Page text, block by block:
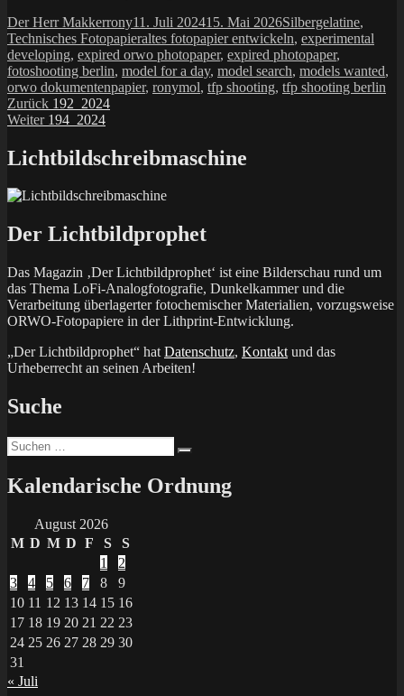
Autor
Der Herr MakkerronyVeröffentlicht
am
11. Juli 202415. Mai 2026Kategorien
Silbergelatine,
Technisches FotopapierSchlagwörter
altes fotopapier entwickeln, experimental
developing, expired orwo photopaper, expired photopaper,
fotoshooting berlin, model for a day, model search, models wanted,
orwo dokumentenpapier, ronymol, tfp shooting, tfp shooting berlin
Beitragsnavigation
Zurück Vorheriger
Beitrag:
192_2024
Weiter Nächster
194_2024
Lichtbildschreibmaschine
Der Lichtbildprophet
Das Magazin ‚Der Lichtbildprophet‘ ist eine Bilderschau rund um
das Thema LoFi-Analogfotografie, Dunkelkammer und die
Verarbeitung überlagerter fotochemischer Materialien, vorzugsweise
ORWO-Fotopapiere in der Lithprint-Entwicklung.
„Der Lichtbildprophet“ hat Datenschutz, Kontakt und das
Urheberrecht an seinen Arbeiten!
Suche
Suchen
nach:
Kalendarische Ordnung
August 2026
M D M D F S
S
1
2
3
4 5 6 7 8
9
10 11 12 13 14 15 16
17 18 19 20 21 22 23
24 25 26 27 28 29 30
31
« Juli